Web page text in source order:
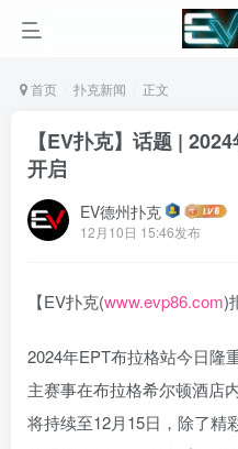
首页 扑克新闻 正文
【EV扑克】话题 |
开启
EV德州扑克
12月10日 15:46发布
【EV扑克(www.evp86.com)
2024年EPT布拉格站今日隆
主赛事在布拉格希尔顿酒店
将持续至12月15日，除了精